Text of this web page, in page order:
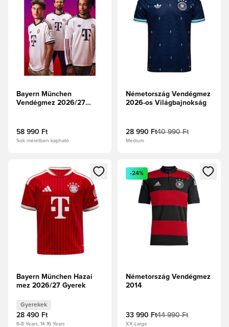
Bayern München
Vendégmez 2026/27
58 990 Ft
Sok méretben kapható
Németország Vendégmez
2026-os Világbajnokság
28 990 Ft40 990 Ft
Medium
Megnyit egy modált a bejelentkezéshez vagy a tagként
Bayern München Hazai
mez 2026/27 Gyerek
Gyerekek
28 490 Ft
6-8 Years, 14-16 Years
Megnyit egy modált a
-24%
Németország Vendégmez
2014
33 990 Ft44 990 Ft
XX-Large